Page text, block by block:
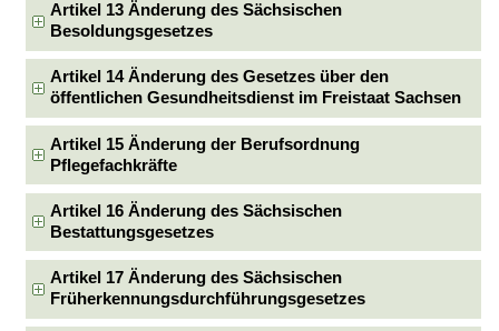
Artikel 13 Änderung des Sächsischen
Besoldungsgesetzes
Artikel 14 Änderung des Gesetzes über den
öffentlichen Gesundheitsdienst im Freistaat Sachsen
Artikel 15 Änderung der Berufsordnung
Pflegefachkräfte
Artikel 16 Änderung des Sächsischen
Bestattungsgesetzes
Artikel 17 Änderung des Sächsischen
Früherkennungsdurchführungsgesetzes